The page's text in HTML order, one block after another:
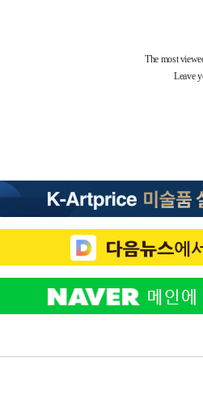
티코 이적 기뻐…등번호 7번 의미보단 팀
경선, 제주·인천 권리당원 투표 김민석
81.4㎜ 물폭탄…도로 잠기고 담벼락 붕괴
천종산삼 9뿌리 발견…감정가 1.3억원
나섰다 실종 60대, 닷새 만에 숨진 채 발견
아시안게임서 '홈팀' 일본과 한일전
서 모터보트 전복…1명 사망·1명 실종
만…'낮 최고 35도' 무더위, 열대야 계속[
대 논란' 축구협회 "실망과 걱정 안겨드